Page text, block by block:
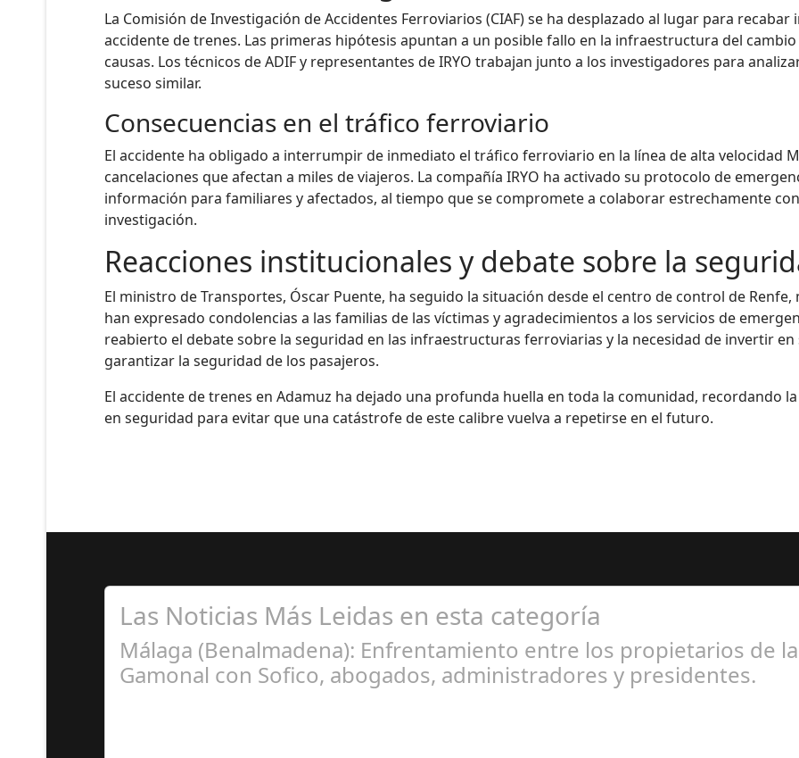
La Comisión de Investigación de Accidentes Ferroviarios (CIAF) se ha desplazado al lugar para
accidente de trenes. Las primeras hipótesis apuntan a un posible fallo en la infraestructura del
causas. Los técnicos de ADIF y representantes de IRYO trabajan junto a los investigadores para
suceso similar.
Consecuencias en el tráfico ferroviario
El accidente ha obligado a interrumpir de inmediato el tráfico ferroviario en la línea de alta velocidad
cancelaciones que afectan a miles de viajeros. La compañía IRYO ha activado su protocolo de
información para familiares y afectados, al tiempo que se compromete a colaborar estrechamente
investigación.
Reacciones institucionales y debate sobre la
El ministro de Transportes, Óscar Puente, ha seguido la situación desde el centro de control de
han expresado condolencias a las familias de las víctimas y agradecimientos a los servicios de
reabierto el debate sobre la seguridad en las infraestructuras ferroviarias y la necesidad de invertir
garantizar la seguridad de los pasajeros.
El accidente de trenes en Adamuz ha dejado una profunda huella en toda la comunidad, recordando
en seguridad para evitar que una catástrofe de este calibre vuelva a repetirse en el futuro.
Las Noticias Más Leidas en esta categoría
Málaga (Benalmadena): Enfrentamiento entre los propietarios de
Gamonal con Sofico, abogados, administradores y presidentes.